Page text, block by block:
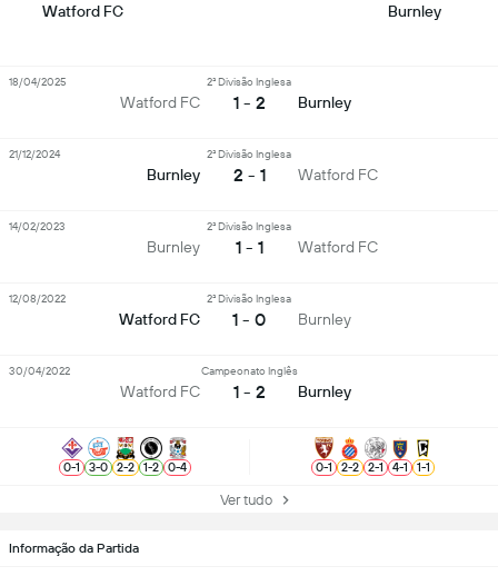
Informação da Partida
Watford FC Burnley
Watford FC
2ª Divisão Inglesa
1 - 2 Burnley
18/04/2025
Burnley
2ª Divisão Inglesa
2 - 1 Watford FC
21/12/2024
Burnley
2ª Divisão Inglesa
1 - 1 Watford FC
14/02/2023
Watford FC
2ª Divisão Inglesa
1 - 0 Burnley
12/08/2022
Watford FC
Campeonato Inglês
1 - 2 Burnley
30/04/2022
0-1 3-0 2-2 1-2 0-4 0-1 2-2 2-1 4-1 1-1
Ver tudo